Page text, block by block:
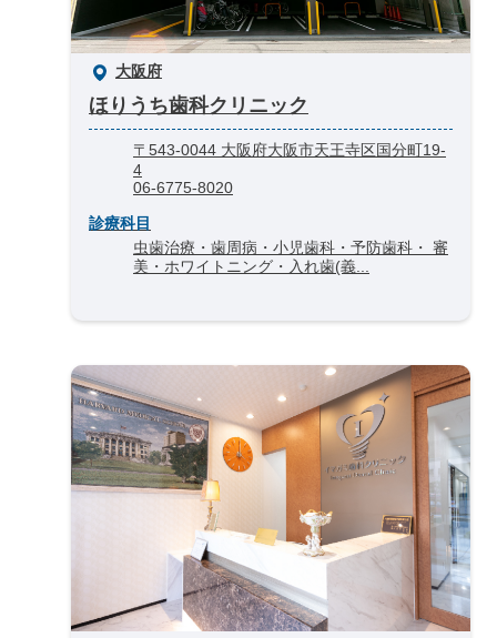
大阪府
ほりうち歯科クリニック
〒543-0044 大阪府大阪市天王寺区国分町19-
4
06-6775-8020
診療科目
虫歯治療・歯周病・小児歯科・予防歯科・ 審
美・ホワイトニング・入れ歯(義...